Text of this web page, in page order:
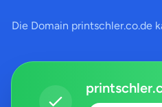
Die Domain printschler.co.de